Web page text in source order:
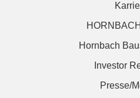
Hornbach
Investor
Presse/